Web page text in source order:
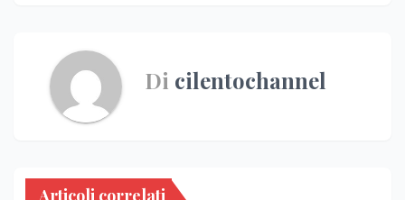
Di cilentochannel